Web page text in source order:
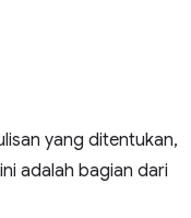
yang ditentukan,
adalah bagian dari